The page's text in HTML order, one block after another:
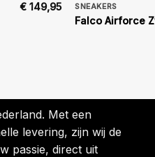
€149,95 SNEAKERS
Falco Airforce
Met een
levering, zijn wij de
passie, direct uit